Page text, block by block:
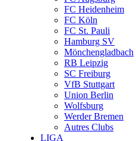
FC Heidenheim
FC Köln
FC St. Pauli
Hamburg SV
Mönchengladbach
RB Leipzig
SC Freiburg
VfB Stuttgart
Union Berlin
Wolfsburg
Werder Bremen
Autres Clubs
LIGA